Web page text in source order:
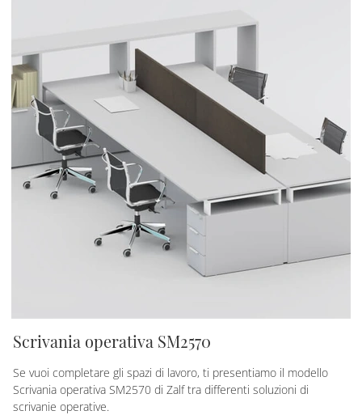
Scrivania operativa SM2570
Se vuoi completare gli spazi di lavoro, ti presentiamo il modello
Scrivania operativa SM2570 di Zalf tra differenti soluzioni di
scrivanie operative.